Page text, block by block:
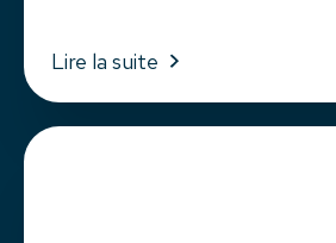
Lire la suite